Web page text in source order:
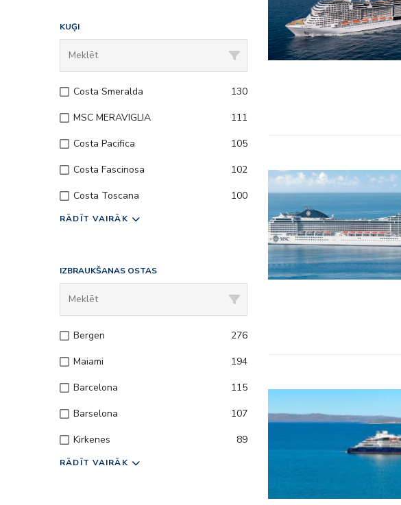
IZBRAUKŠANAS OSTAS
Bergen
276
Maiami
194
Barcelona
115
Barselona
107
Kirkenes
89
RĀDĪT VAIRĀK
KUĢI
Costa Smeralda
130
MSC MERAVIGLIA
111
Costa Pacifica
105
Costa Fascinosa
102
Costa Toscana
100
RĀDĪT VAIRĀK
– Uz kuģa aktivitātes
– Klubi bērniem un pusaudžiem
– Viss iekļauts
– Izklaide
– Uz kuģa aktivitātes
– Klubi bērniem un pusaudžiem